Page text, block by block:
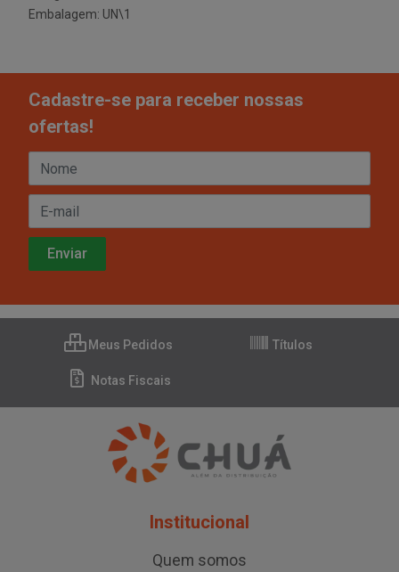
Embalagem: UN\1
Cadastre-se para receber nossas
ofertas!
Meus Pedidos Títulos
Notas Fiscais
Institucional
Quem somos